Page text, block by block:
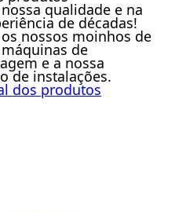
qualidade e na
de décadas!
nossos moinhos de
de
e a nossa
de instalações.
dos produtos